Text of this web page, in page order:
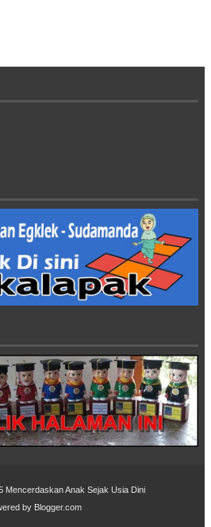
Mencerdaskan Anak Sejak Usia Dini
by Blogger.com